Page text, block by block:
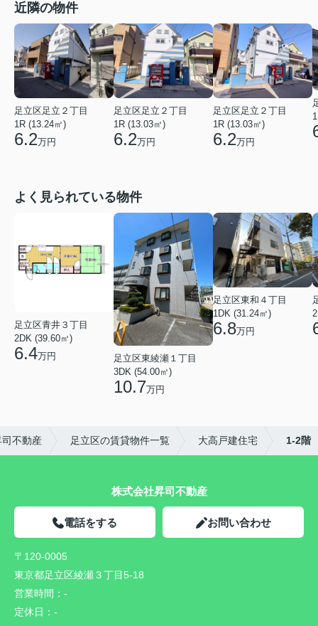
近隣の物件
足立区足立２丁目
1R (13.24㎡)
6.2万円
足立区足立２丁目
1R (13.03㎡)
6.2万円
足立区足立２丁目
1R (13.03㎡)
6.2万円
よく見られている物件
足立区青井３丁目
2DK (39.60㎡)
6.4万円
足立区東綾瀬１丁目
3DK (54.00㎡)
10.7万円
足立区東和４丁目
1DK (31.24㎡)
6.8万円
不動産 足立区の賃貸物件一覧 大高戸建住宅 1-2階
株式会社昇司不動産
電話をする お問い合わせ
〒120-0005
東京都足立区綾瀬３丁目5-18
営業時間： -
定休日： -